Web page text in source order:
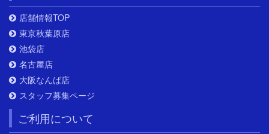
店舗情報TOP
東京秋葉原店
池袋店
名古屋店
大阪なんば店
スタッフ募集ページ
ご利用について